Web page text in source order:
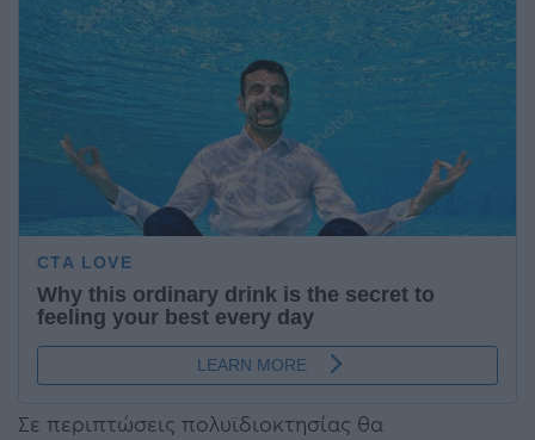
Σε περιπτώσεις πολυϊδιοκτησίας θα